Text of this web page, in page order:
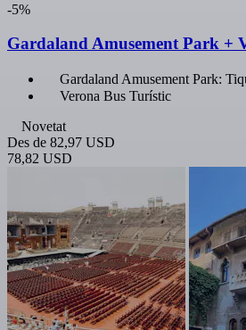
-5%
Gardaland Amusement Park +
Gardaland Amusement Park:
Verona Bus Turístic
Novetat
Des de 82,97 USD
78,82 USD